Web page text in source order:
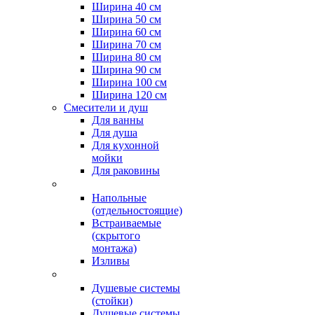
Ширина 40 см
Ширина 50 см
Ширина 60 см
Ширина 70 см
Ширина 80 см
Ширина 90 см
Ширина 100 см
Ширина 120 см
Смесители и душ
Для ванны
Для душа
Для кухонной
мойки
Для раковины
Напольные
(отдельностоящие)
Встраиваемые
(скрытого
монтажа)
Изливы
Душевые системы
(стойки)